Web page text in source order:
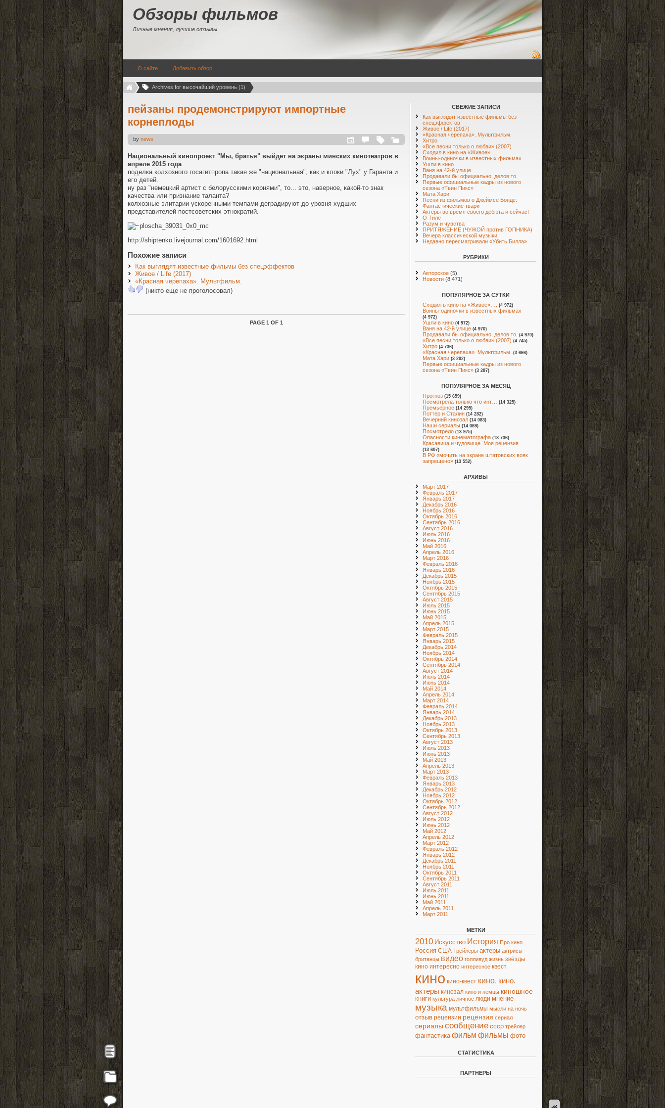
Обзоры фильмов
Личные мнения, лучшие отзывы
О сайте Добавить обзор
Archives for высочайший уровень (1)
пейзаны продемонстрируют импортные
корнеплоды
by news
Национальный кинопроект "Мы, братья" выйдет на экраны минских кинотеатров в
апреле 2015 года
поделка колхозного госагитпропа такая же "национальная", как и клоки "Лух" у Гаранта и
его детей.
ну раз "немецкий артист с белорусскими корнями", то... это, наверное, какой-то знак
качества или признание таланта?
колхозные элитарии ускоренными темпами деградируют до уровня худших
представителей постсоветских этнократий.
http://shiptenko.livejournal.com/1601692.html
Похожие записи
Как выглядят известные фильмы без спецэффектов
Живое / Life (2017)
«Красная черепаха». Мультфильм.
(никто еще не проголосовал)
PAGE 1 OF 1
СВЕЖИЕ ЗАПИСИ
Как выглядят известные фильмы без
спецэффектов
Живое / Life (2017)
«Красная черепаха». Мультфильм.
Хитро
«Все песни только о любви» (2007)
Сходил в кино на «Живое»….
Воины-одиночки в известных фильмах
Ушли в кино
Ваня на 42-й улице
Продавали бы официально, делов то.
Первые официальные кадры из нового
сезона «Твин Пикс»
Мата Хари
Песни из фильмов о Джеймсе Бонде.
Фантастические твари
Актеры во время своего дебюта и сейчас!
О Тиле
Разум и чувства
ПРИТЯЖЕНИЕ (ЧУЖОЙ против ГОПНИКА)
Вечера классической музыки
Недавно пересматривали «Убить Билла»
РУБРИКИ
Авторское (5)
Новости (8 471)
ПОПУЛЯРНОЕ ЗА СУТКИ
Сходил в кино на «Живое»….
(4 972)
Воины-одиночки в известных фильмах
(4 972)
Ушли в кино (4 972)
Ваня на 42-й улице (4 970)
Продавали бы официально, делов то. (4 970)
«Все песни только о любви» (2007) (4 745)
Хитро (4 736)
«Красная черепаха». Мультфильм. (3 666)
Мата Хари (3 292)
Первые официальные кадры из нового
сезона «Твин Пикс» (3 287)
ПОПУЛЯРНОЕ ЗА МЕСЯЦ
Прогноз (15 659)
Посмотрела только что инт… (14 325)
Премьерное (14 295)
Поттер и Сталин (14 282)
Вечерний кинозал (14 083)
Наши сериалы (14 069)
Посмотрело (13 975)
Опасности кинематографа (13 736)
Красавица и чудовище. Моя рецензия
(13 607)
В РФ «мочить на экране штатовских вояк
запрещено» (13 552)
АРХИВЫ
Март 2017
Февраль 2017
Январь 2017
Декабрь 2016
Ноябрь 2016
Октябрь 2016
Сентябрь 2016
Август 2016
Июль 2016
Июнь 2016
Май 2016
Апрель 2016
Март 2016
Февраль 2016
Январь 2016
Декабрь 2015
Ноябрь 2015
Октябрь 2015
Сентябрь 2015
Август 2015
Июль 2015
Июнь 2015
Май 2015
Апрель 2015
Март 2015
Февраль 2015
Январь 2015
Декабрь 2014
Ноябрь 2014
Октябрь 2014
Сентябрь 2014
Август 2014
Июль 2014
Июнь 2014
Май 2014
Апрель 2014
Март 2014
Февраль 2014
Январь 2014
Декабрь 2013
Ноябрь 2013
Октябрь 2013
Сентябрь 2013
Август 2013
Июль 2013
Июнь 2013
Май 2013
Апрель 2013
Март 2013
Февраль 2013
Январь 2013
Декабрь 2012
Ноябрь 2012
Октябрь 2012
Сентябрь 2012
Август 2012
Июль 2012
Июнь 2012
Май 2012
Апрель 2012
Март 2012
Февраль 2012
Январь 2012
Декабрь 2011
Ноябрь 2011
Октябрь 2011
Сентябрь 2011
Август 2011
Июль 2011
Июнь 2011
Май 2011
Апрель 2011
Март 2011
МЕТКИ
2010 Искусство История Про кино
Россия США Трейлеры актеры актрисы
британцы видео голливуд жизнь звёзды
кино интересно интересное квест
кино кино-квест кино. кино.
актеры кинозал кино и немцы киношное
книги культура личное люди мнение
музыка мультфильмы мысли на ночь
отзыв рецензии рецензия сериал
сериалы сообщение ссср трейлер
фантастика фильм фильмы фото
СТАТИСТИКА
ПАРТНЕРЫ